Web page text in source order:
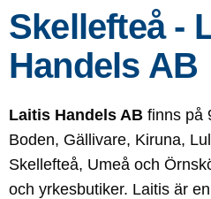
Skellefteå -
Handels AB
Laitis Handels AB finns på
Boden, Gällivare, Kiruna,
Skellefteå, Umeå och
och yrkesbutiker. Laitis är